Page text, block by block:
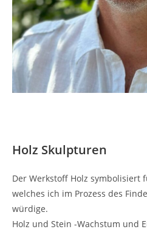
Holz Skulpturen
Der Werkstoff Holz symbolisiert
welches ich im Prozess des
würdige.
Holz und Stein -Wachstum und